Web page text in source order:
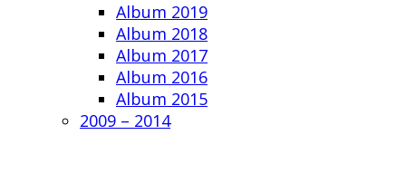
Album 2019
Album 2018
Album 2017
Album 2016
Album 2015
2009 – 2014